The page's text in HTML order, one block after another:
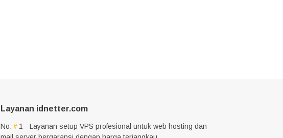
Layanan idnetter.com
No.
1 - Layanan setup VPS profesional untuk web hosting dan